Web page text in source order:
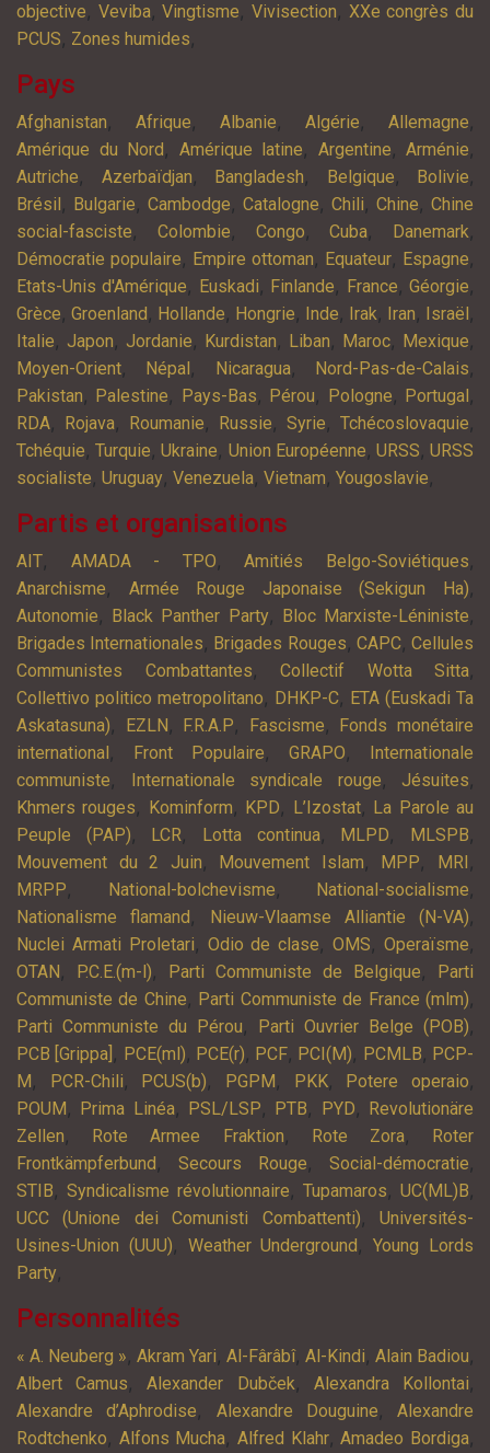
objective, Veviba,Vingtisme,Vivisection, XXe congrès du
PCUS, Zones humides,
Pays
Afghanistan, Afrique, Albanie, Algérie, Allemagne,
Amérique du Nord , Amérique latine, Argentine, Arménie,
Autriche, Azerbaïdjan, Bangladesh, Belgique, Bolivie,
Brésil , Bulgarie, Cambodge, Catalogne, Chili, Chine, Chine
social-fasciste, Colombie, Congo,Cuba, Danemark,
Démocratie populaire, Empire ottoman, Equateur, Espagne,
Etats-Unis d'Amérique, Euskadi, Finlande, France,Géorgie,
Grèce, Groenland , Hollande, Hongrie, Inde, Irak, Iran, Israël ,
Italie, Japon, Jordanie, Kurdistan, Liban, Maroc, Mexique,
Moyen-Orient, Népal , Nicaragua, Nord-Pas-de-Calais,
Pakistan, Palestine, Pays-Bas, Pérou, Pologne, Portugal ,
RDA, Rojava, Roumanie, Russie, Syrie, Tchécoslovaquie,
Tchéquie,Turquie,Ukraine, Union Européenne, URSS,URSS
socialiste, Uruguay, Venezuela, Vietnam, Yougoslavie,
Partis et organisations
AIT, AMADA - TPO,Amitiés Belgo-Soviétiques,
Anarchisme, Armée Rouge Japonaise (Sekigun Ha),
Autonomie, Black Panther Party, Bloc Marxiste-Léniniste,
Brigades Internationales, Brigades Rouges, CAPC,Cellules
Communistes Combattantes, Collectif Wotta Sitta,
Collettivo politico metropolitano, DHKP-C, ETA (Euskadi Ta
Askatasuna), EZLN , F.R.A.P, Fascisme,
Fonds monétaire
international , Front Populaire, GRAPO,
Internationale
communiste, Internationale syndicale rouge, Jésuites,
Khmers rouges, Kominform, KPD, L’Izostat, La Parole au
Peuple (PAP), LCR, Lotta continua, MLPD, MLSPB,
Mouvement du 2 Juin, Mouvement Islam, MPP, MRI ,
MRPP, National-bolchevisme, National-socialisme,
Nationalisme flamand , Nieuw-Vlaamse Alliantie (N-VA),
Nuclei Armati Proletari, Odio de clase,OMS,Operaïsme,
OTAN , P.C.E.(m-l), Parti Communiste de Belgique,
Parti
Communiste de Chine, Parti Communiste de France (mlm),
Parti Communiste du Pérou, Parti Ouvrier Belge (POB),
PCB [Grippa] , PCE(ml), PCE(r), PCF, PCI(M), PCMLB, PCP-
M , PCR-Chili, PCUS(b), PGPM , PKK, Potere operaio,
POUM , Prima Linéa, PSL/LSP, PTB, PYD,
Revolutionäre
Zellen, Rote Armee Fraktion, Rote Zora,
Roter
Frontkämpferbund , Secours Rouge, Social-démocratie,
STIB, Syndicalisme révolutionnaire, Tupamaros, UC(ML)B,
UCC (Unione dei Comunisti Combattenti),Universités-
Usines-Union (UUU), Weather Underground ,Young Lords
Party,
Personnalités
« A. Neuberg », Akram Yari, Al-Fârâbî, Al-Kindi, Alain Badiou,
Albert Camus,Alexander Dubček, Alexandra Kollontai,
Alexandre d’Aphrodise, Alexandre Douguine, Alexandre
Rodtchenko, Alfons Mucha,Alfred Klahr,Amadeo Bordiga,